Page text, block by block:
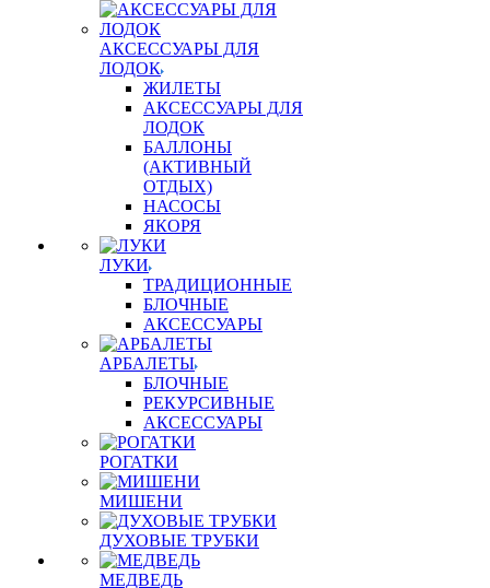
АКСЕССУАРЫ ДЛЯ
ЛОДОК
ЖИЛЕТЫ
АКСЕССУАРЫ ДЛЯ
ЛОДОК
БАЛЛОНЫ
(АКТИВНЫЙ
ОТДЫХ)
НАСОСЫ
ЯКОРЯ
ЛУКИ
ТРАДИЦИОННЫЕ
БЛОЧНЫЕ
АКСЕССУАРЫ
АРБАЛЕТЫ
БЛОЧНЫЕ
РЕКУРСИВНЫЕ
АКСЕССУАРЫ
РОГАТКИ
МИШЕНИ
ДУХОВЫЕ ТРУБКИ
МЕДВЕДЬ